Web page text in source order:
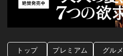
トップ プレミアム グルメ